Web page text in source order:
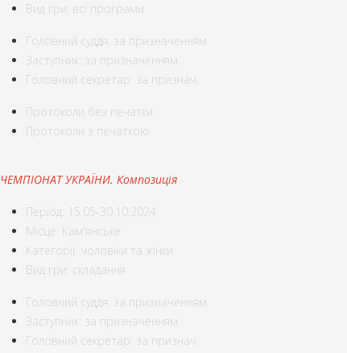
Вид гри: всі програми
Головний суддя: за призначенням
Заступник: за призначенням
Головний секретар: за признач.
Протоколи без печатки
Протоколи з печаткою
ЧЕМПІОНАТ УКРАЇНИ. Композиція
Період: 15.05-30.10.2024
Місце: Кам'янське
Категорії: чоловіки та жінки
Вид гри: складання
Головний суддя: за призначенням
Заступник: за призначенням
Головний секретар: за признач.